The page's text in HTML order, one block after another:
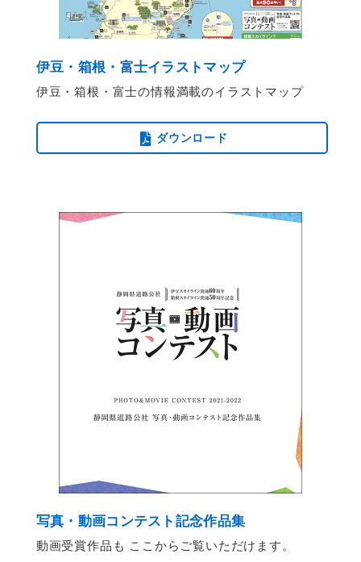
伊豆・箱根・富士イラストマップ
伊豆・箱根・富士の情報満載のイラストマップ
ダウンロード
写真・動画コンテスト記念作品集
動画受賞作品も ここからご覧いただけます。